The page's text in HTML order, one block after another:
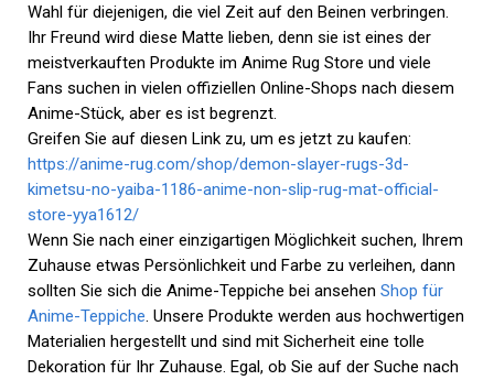
Wahl für diejenigen, die viel Zeit auf den Beinen verbringen.
Ihr Freund wird diese Matte lieben, denn sie ist eines der
meistverkauften Produkte im Anime Rug Store und viele
Fans suchen in vielen offiziellen Online-Shops nach diesem
Anime-Stück, aber es ist begrenzt.
Greifen Sie auf diesen Link zu, um es jetzt zu kaufen:
https://anime-rug.com/shop/demon-slayer-rugs-3d-
kimetsu-no-yaiba-1186-anime-non-slip-rug-mat-official-
store-yya1612/
Wenn Sie nach einer einzigartigen Möglichkeit suchen, Ihrem
Zuhause etwas Persönlichkeit und Farbe zu verleihen, dann
sollten Sie sich die Anime-Teppiche bei ansehen Shop für
Anime-Teppiche. Unsere Produkte werden aus hochwertigen
Materialien hergestellt und sind mit Sicherheit eine tolle
Dekoration für Ihr Zuhause. Egal, ob Sie auf der Suche nach